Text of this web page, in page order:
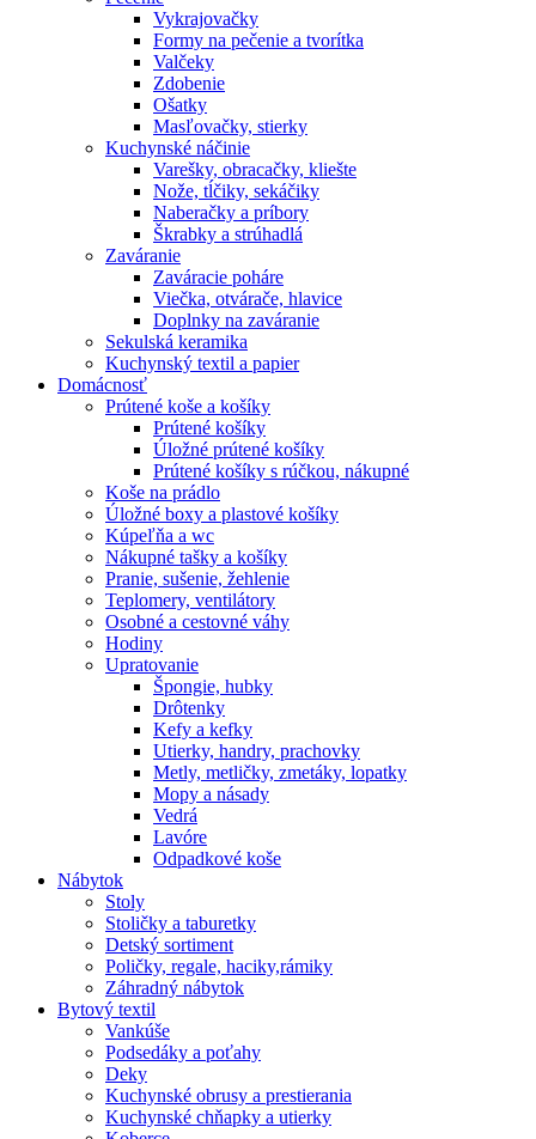
Vykrajovačky
Formy na pečenie a tvorítka
Valčeky
Zdobenie
Ošatky
Masľovačky, stierky
Kuchynské náčinie
Varešky, obracačky, kliešte
Nože, tĺčiky, sekáčiky
Naberačky a príbory
Škrabky a strúhadlá
Zaváranie
Zaváracie poháre
Viečka, otvárače, hlavice
Doplnky na zaváranie
Sekulská keramika
Kuchynský textil a papier
Domácnosť
Prútené koše a košíky
Prútené košíky
Úložné prútené košíky
Prútené košíky s rúčkou, nákupné
Koše na prádlo
Úložné boxy a plastové košíky
Kúpeľňa a wc
Nákupné tašky a košíky
Pranie, sušenie, žehlenie
Teplomery, ventilátory
Osobné a cestovné váhy
Hodiny
Upratovanie
Špongie, hubky
Drôtenky
Kefy a kefky
Utierky, handry, prachovky
Metly, metličky, zmetáky, lopatky
Mopy a násady
Vedrá
Lavóre
Odpadkové koše
Nábytok
Stoly
Stoličky a taburetky
Detský sortiment
Poličky, regale, haciky,rámiky
Záhradný nábytok
Bytový textil
Vankúše
Podsedáky a poťahy
Deky
Kuchynské obrusy a prestierania
Kuchynské chňapky a utierky